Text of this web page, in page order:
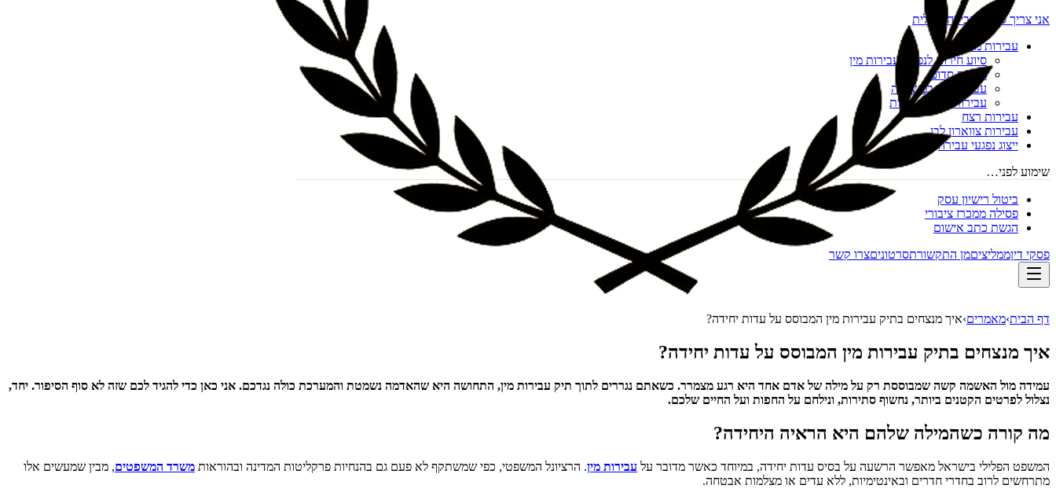
אני צריך סיוע בעבירה פלילית
עבירות מין
סיוע חירום לנפגעי עבירות מין
מעשה סדום
עבירות מין במשפחה
עבירות מין דיגיטליות
עבירות רצח
עבירות צווארון לבן
ייצוג נפגעי עבירה
שימוע לפני…
ביטול רישיון עסק
פסילה ממכרז ציבורי
הגשת כתב אישום
פסקי דיןממליציםמן התקשורתסרטוניםצרו קשר
דף הבית›מאמרים›איך מנצחים בתיק עבירות מין המבוסס על עדות יחידה?
איך מנצחים בתיק עבירות מין המבוסס על עדות יחידה?
עמידה מול האשמה קשה שמבוססת רק על מילה של אדם אחד היא רגע מצמרר. כשאתם נגררים לתוך תיק עבירות מין, התחושה היא שהאדמה נשמטת והמערכת כולה נגדכם. אני כאן כדי להגיד לכם שזה לא סוף הסיפור. יחד,
נצלול לפרטים הקטנים ביותר, נחשוף סתירות, ונילחם על החפות ועל החיים שלכם.
מה קורה כשהמילה שלהם היא הראיה היחידה?
המשפט הפלילי בישראל מאפשר הרשעה על בסיס עדות יחידה, במיוחד כאשר מדובר על עבירות מין. הרציונל המשפטי, כפי שמשתקף לא פעם גם בהנחיות פרקליטות המדינה ובהוראות משרד המשפטים, מבין שמעשים אלו
מתרחשים לרוב בחדרי חדרים ובאינטימיות, ללא עדים או מצלמות אבטחה.